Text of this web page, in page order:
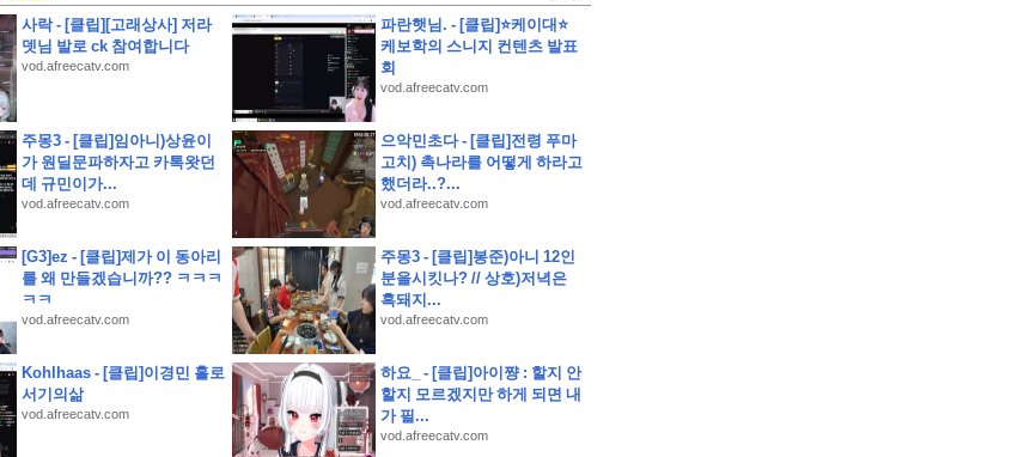
260평 건물60평 2층주택 유찰1회 종로구부암동단독주택 부동산경매 매물건
인근 별내남광하우스토리 14층 유찰1회 남양주별내남광하우스토리아파트 부동산경매 매매
채권)
실제 크루들 앞에서 시연하다
이 후기
립트 및 실제 면접 합격 답안
인근 오남아이파크 9층 유찰1회 남양주오남아이파크아파트 부동산경매 매매
아파트 14층 유찰1회 의정부호원동신원아파트 법원경매 매매
사락 - [클립][고래상사] 저라
뎃님 발로 ck 참여합니다
vod.afreecatv.com
파란햇님. - [클립]⭐케이대⭐
케보학의 스니지 컨텐츠 발표
회
vod.afreecatv.com
주몽3 - [클립]임아니)상윤이
가 원딜문파하자고 카톡왓던
데 규민이가...
vod.afreecatv.com
으악민초다 - [클립]전령 푸마
고치) 촉나라를 어떻게 하라고
했더라..?...
vod.afreecatv.com
[G3]ez - [클립]제가 이 동아리
를 왜 만들겠습니까?? ㅋㅋㅋ
ㅋㅋ
vod.afreecatv.com
주몽3 - [클립]봉준)아니 12인
분을시킷나? // 상호)저녁은
흑돼지...
vod.afreecatv.com
Kohlhaas - [클립]이경민 홀로
서기의삶
vod.afreecatv.com
하요_ - [클립]아이쨩 : 할지 안
할지 모르겠지만 하게 되면 내
가 필...
vod.afreecatv.com